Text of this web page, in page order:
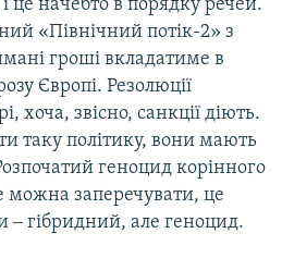
це начебто в порядку речей.
«Північний потік-2» з
гроші вкладатиме в
Європі. Резолюції
хоча, звісно, санкції діють.
таку політику, вони мають
геноцид корінного
заперечувати, це
‒ гібридний, але геноцид.